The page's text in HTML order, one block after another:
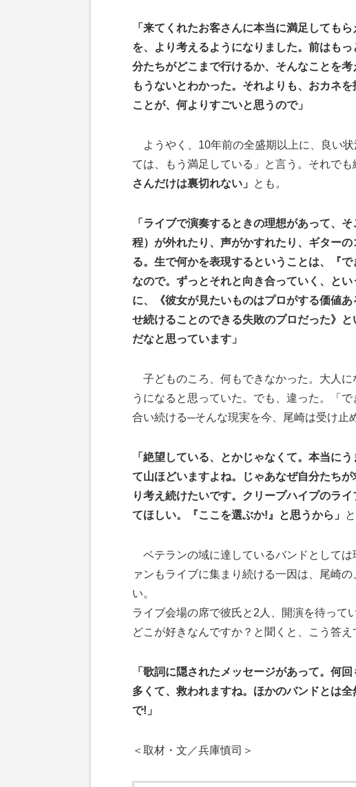
「来てくれたお客さんに本当に満足しても
を、より考えるようになりました。前はも
分たちがどこまで行けるか、そんなことを
もうないとわかった。それよりも、おカネ
ことが、何よりすごいと思うので」
ようやく、10年前の全盛期以上に、良い
ては、もう満足している」と言う。それでも
さんだけは裏切れない」
とも。
「ライブで演奏するときの理想があって、
程）が外れたり、声がかすれたり、ギター
る。生で何かを表現するということは、『
なので。ずっとそれと向き合っていく、と
に、《彼女が見たいものはプロがする価値
せ続けることのできる失敗のプロだった》
だなと思っています」
子どものころ、何もできなかった。大人に
うになると思っていた。でも、違った。「
合い続ける─そんな現実を今、尾崎は受け止
「絶望している、とかじゃなくて。本当に
て山ほどいますよね。じゃあなぜ自分たち
り考え続けたいです。クリープハイプのラ
てほしい。『ここを選ぶか!』と思うから」
ベテランの域に達しているバンドとして
ァンもライブに集まり続ける一因は、尾崎
い。
ライブ会場の席で彼氏と2人、開演を待って
どこが好きなんですか？と聞くと、こう答え
「歌詞に隠されたメッセージがあって。何
多くて、救われますね。ほかのバンドとは
で!」
＜取材・文／兵庫慎司＞